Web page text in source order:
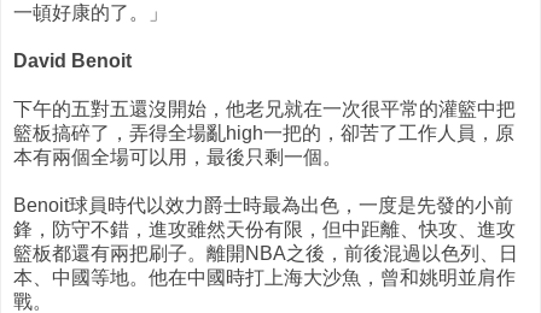
一頓好康的了。」
David Benoit
下午的五對五還沒開始，他老兄就在一次很平常的灌籃中把
籃板搞碎了，弄得全場亂high一把的，卻苦了工作人員，原
本有兩個全場可以用，最後只剩一個。
Benoit球員時代以效力爵士時最為出色，一度是先發的小前
鋒，防守不錯，進攻雖然天份有限，但中距離、快攻、進攻
籃板都還有兩把刷子。離開NBA之後，前後混過以色列、日
本、中國等地。他在中國時打上海大沙魚，曾和姚明並肩作
戰。